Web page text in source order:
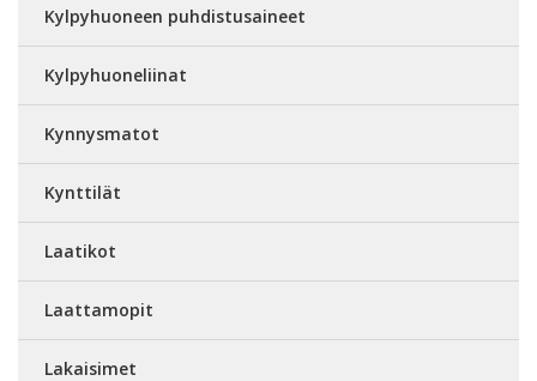
Kylpyhuoneen puhdistusaineet
Kylpyhuoneliinat
Kynnysmatot
Kynttilät
Laatikot
Laattamopit
Lakaisimet